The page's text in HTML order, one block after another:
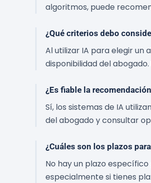
algoritmos, puede
¿Qué criterios debo
Al utilizar IA para elegir un
disponibilidad del
¿Es fiable la
Sí, los sistemas de IA
del abogado y consultar
¿Cuáles son los plazos
No hay un plazo
especialmente si tienes